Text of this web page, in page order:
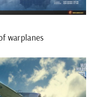
warplanes